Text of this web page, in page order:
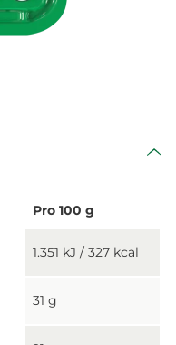
Pro 100 g
1.351 kJ / 327 kcal
31 g